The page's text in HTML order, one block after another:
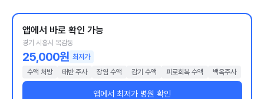
앱에서 바로 확인 가능
경기 시흥시 목감동
25,000원 최저가
수액 처방
태반 주사 장염 수액 감기 수액 피로회복 수액 백옥주사
앱에서 최저가 병원 확인